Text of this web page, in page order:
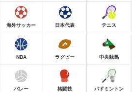
海外サッカー 日本代表 テニス
NBA ラグビー 中央競馬
バレー 格闘技 バドミントン